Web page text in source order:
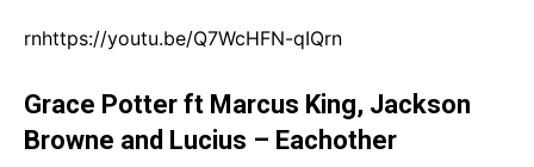
rnhttps://youtu.be/Q7WcHFN-qIQrn
Grace Potter ft Marcus King, Jackson
Browne and Lucius – Eachother